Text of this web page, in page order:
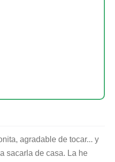
agradable de tocar... y
sacarla de casa. La he